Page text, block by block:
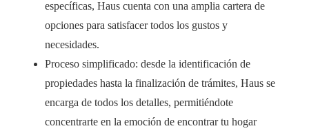
específicas, Haus cuenta con una amplia cartera de
opciones para satisfacer todos los gustos y
necesidades.
Proceso simplificado: desde la identificación de
propiedades hasta la finalización de trámites, Haus se
encarga de todos los detalles, permitiéndote
concentrarte en la emoción de encontrar tu hogar